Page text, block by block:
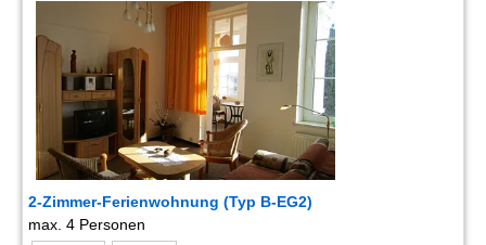
2-Zimmer-Ferienwohnung (Typ B-EG2)
max. 4 Personen